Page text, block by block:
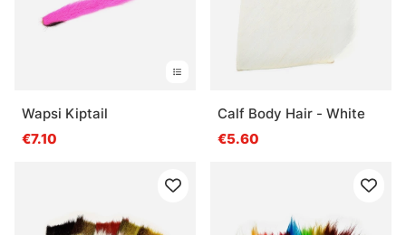
Wapsi Kiptail
€7.10
Calf Body Hair - White
€5.60